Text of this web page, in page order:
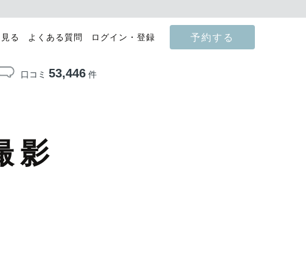
る よくある質問 ログイン・登録 予約する
口コミ 53,446件
影